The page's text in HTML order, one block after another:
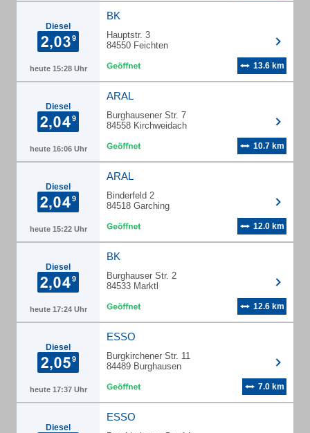
Diesel
heute 15:28 Uhr
BK
Hauptstr. 3
84550 Feichten
13.6 km
Diesel
heute 16:06 Uhr
ARAL
Burghausener Str. 7
84558 Kirchweidach
10.7 km
Diesel
heute 15:22 Uhr
ARAL
Binderfeld 2
84518 Garching
12.0 km
Diesel
heute 17:24 Uhr
BK
Burghauser Str. 2
84533 Marktl
12.6 km
Diesel
heute 17:37 Uhr
ESSO
Burgkirchener Str. 11
84489 Burghausen
7.0 km
Diesel
ESSO